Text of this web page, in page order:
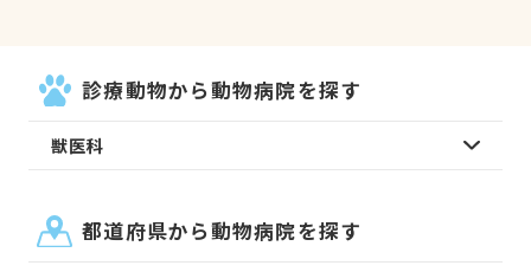
診療動物から動物病院を探す
獣医科
都道府県から動物病院を探す